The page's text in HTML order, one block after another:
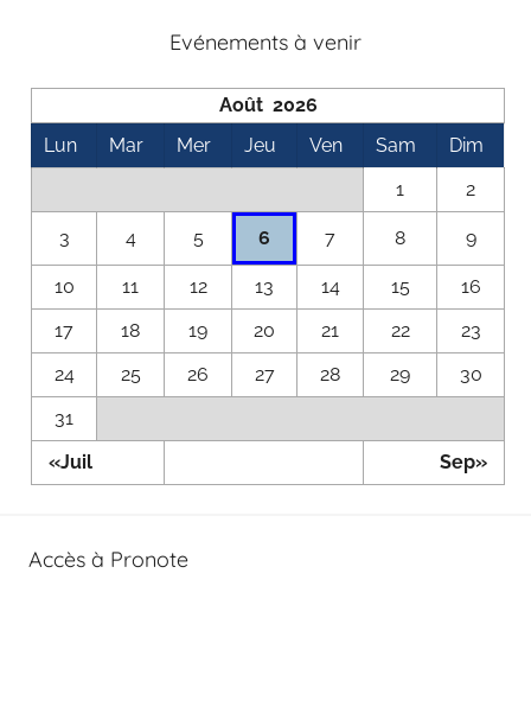
Evénements à venir
Août 2026
Lun
Mar Mer Jeu Ven Sam Dim
«Juil Sep»
1 2
3 4 5 6 7 8 9
10 11 12 13 14 15
16
17
18 19 20 21 22
23
24
25 26 27 28 29
30
31
Accès à Pronote